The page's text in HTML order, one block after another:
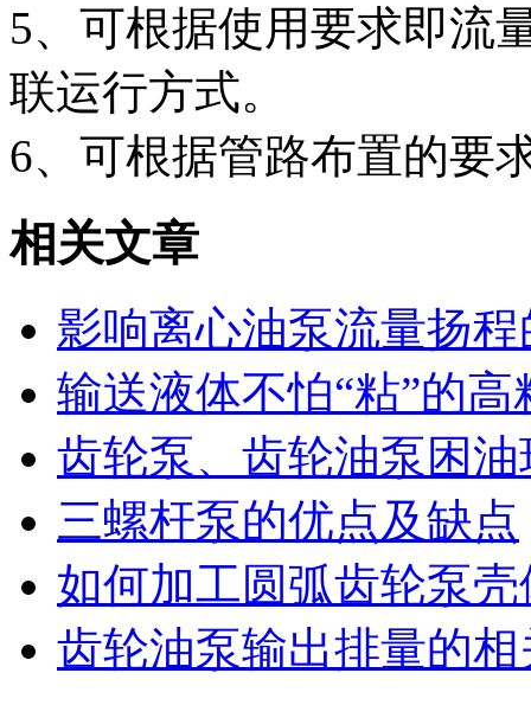
5、可根据使用要求即流
联运行方式。
6、可根据管路布置的要
相关文章
影响离心油泵流量扬
输送液体不怕“粘”的高
齿轮泵、齿轮油泵困油
三螺杆泵的优点及缺点
如何加工圆弧齿轮泵壳
齿轮油泵输出排量的